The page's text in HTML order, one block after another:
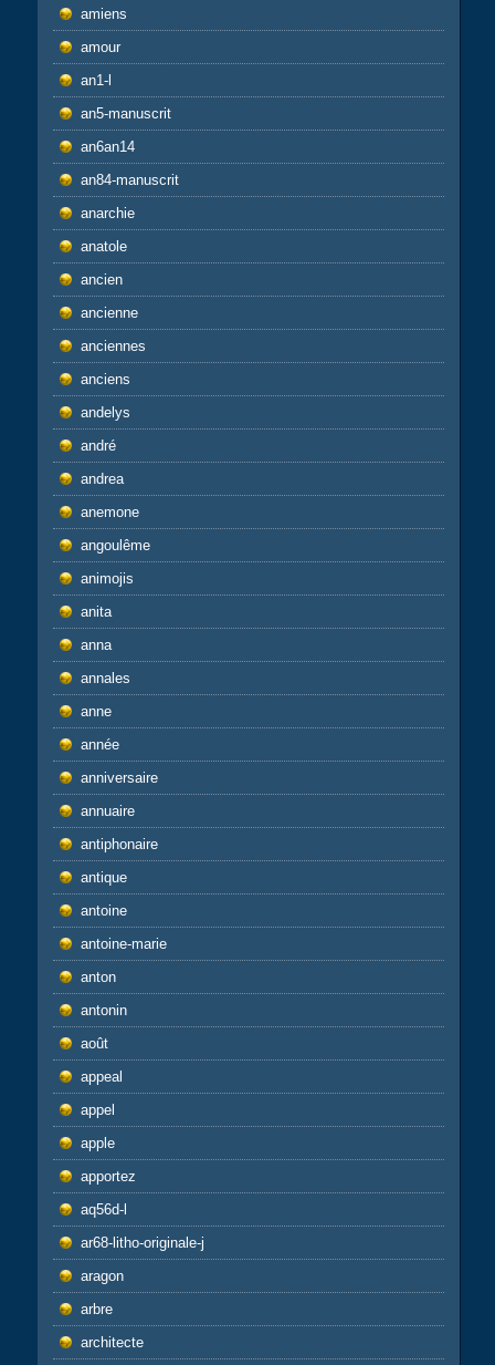
amiens
amour
an1-l
an5-manuscrit
an6an14
an84-manuscrit
anarchie
anatole
ancien
ancienne
anciennes
anciens
andelys
andré
andrea
anemone
angoulême
animojis
anita
anna
annales
anne
année
anniversaire
annuaire
antiphonaire
antique
antoine
antoine-marie
anton
antonin
août
appeal
appel
apple
apportez
aq56d-l
ar68-litho-originale-j
aragon
arbre
architecte